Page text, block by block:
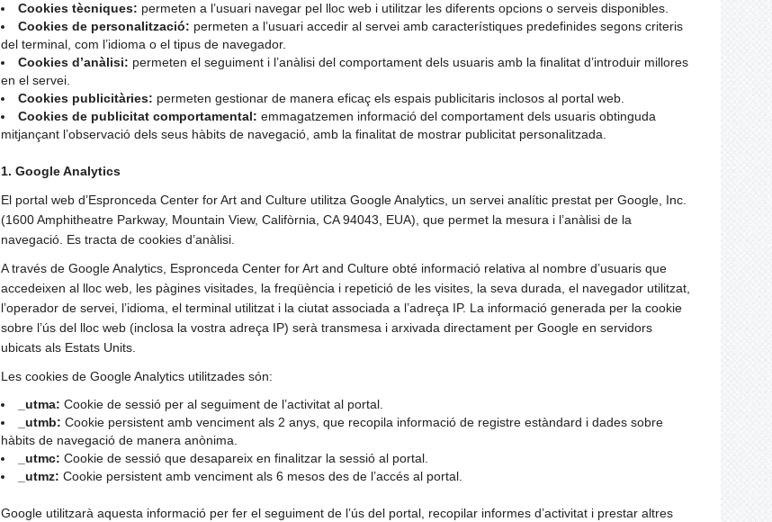
Cookies tècniques: permeten a l’usuari navegar pel lloc web i utilitzar les diferents opcions o serveis disponibles.
Cookies de personalització: permeten a l’usuari accedir al servei amb característiques predefinides segons criteris
del terminal, com l’idioma o el tipus de navegador.
Cookies d’anàlisi: permeten el seguiment i l’anàlisi del comportament dels usuaris amb la finalitat d’introduir millores
en el servei.
Cookies publicitàries: permeten gestionar de manera eficaç els espais publicitaris inclosos al portal web.
Cookies de publicitat comportamental: emmagatzemen informació del comportament dels usuaris obtinguda
mitjançant l’observació dels seus hàbits de navegació, amb la finalitat de mostrar publicitat personalitzada.
1. Google Analytics
El portal web d’Espronceda Center for Art and Culture utilitza Google Analytics, un servei analític prestat per Google, Inc.
(1600 Amphitheatre Parkway, Mountain View, Califòrnia, CA 94043, EUA), que permet la mesura i l’anàlisi de la
navegació. Es tracta de cookies d’anàlisi.
A través de Google Analytics, Espronceda Center for Art and Culture obté informació relativa al nombre d’usuaris que
accedeixen al lloc web, les pàgines visitades, la freqüència i repetició de les visites, la seva durada, el navegador utilitzat,
l’operador de servei, l’idioma, el terminal utilitzat i la ciutat associada a l’adreça IP. La informació generada per la cookie
sobre l’ús del lloc web (inclosa la vostra adreça IP) serà transmesa i arxivada directament per Google en servidors
ubicats als Estats Units.
Les cookies de Google Analytics utilitzades són:
_utma: Cookie de sessió per al seguiment de l’activitat al portal.
_utmb: Cookie persistent amb venciment als 2 anys, que recopila informació de registre estàndard i dades sobre
hàbits de navegació de manera anònima.
_utmc: Cookie de sessió que desapareix en finalitzar la sessió al portal.
_utmz: Cookie persistent amb venciment als 6 mesos des de l’accés al portal.
Google utilitzarà aquesta informació per fer el seguiment de l’ús del portal, recopilar informes d’activitat i prestar altres